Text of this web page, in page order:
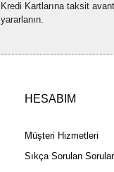
Kredi Kartlarına taksit
yararlanın.
HESABIM
Müşteri Hizmetleri
Sıkça Sorulan